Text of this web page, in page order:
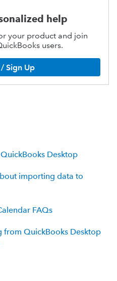
help
your product and join
users.
Sign Up
Desktop
importing data to
FAQs
from QuickBooks Desktop